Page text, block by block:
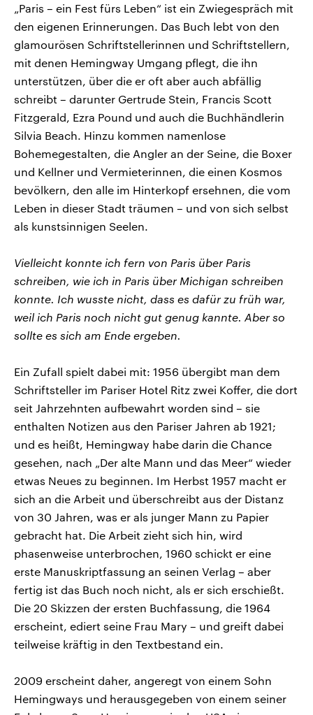
„Paris – ein Fest fürs Leben“ ist ein Zwiegespräch mit
den eigenen Erinnerungen. Das Buch lebt von den
glamourösen Schriftstellerinnen und Schriftstellern,
mit denen Hemingway Umgang pflegt, die ihn
unterstützen, über die er oft aber auch abfällig
schreibt – darunter Gertrude Stein, Francis Scott
Fitzgerald, Ezra Pound und auch die Buchhändlerin
Silvia Beach. Hinzu kommen namenlose
Bohemegestalten, die Angler an der Seine, die Boxer
und Kellner und Vermieterinnen, die einen Kosmos
bevölkern, den alle im Hinterkopf ersehnen, die vom
Leben in dieser Stadt träumen – und von sich selbst
als kunstsinnigen Seelen.
Vielleicht konnte ich fern von Paris über Paris
schreiben, wie ich in Paris über Michigan schreiben
konnte. Ich wusste nicht, dass es dafür zu früh war,
weil ich Paris noch nicht gut genug kannte. Aber so
sollte es sich am Ende ergeben.
Ein Zufall spielt dabei mit: 1956 übergibt man dem
Schriftsteller im Pariser Hotel Ritz zwei Koffer, die dort
seit Jahrzehnten aufbewahrt worden sind – sie
enthalten Notizen aus den Pariser Jahren ab 1921;
und es heißt, Hemingway habe darin die Chance
gesehen, nach „Der alte Mann und das Meer“ wieder
etwas Neues zu beginnen. Im Herbst 1957 macht er
sich an die Arbeit und überschreibt aus der Distanz
von 30 Jahren, was er als junger Mann zu Papier
gebracht hat. Die Arbeit zieht sich hin, wird
phasenweise unterbrochen, 1960 schickt er eine
erste Manuskriptfassung an seinen Verlag – aber
fertig ist das Buch noch nicht, als er sich erschießt.
Die 20 Skizzen der ersten Buchfassung, die 1964
erscheint, ediert seine Frau Mary – und greift dabei
teilweise kräftig in den Textbestand ein.
2009 erscheint daher, angeregt von einem Sohn
Hemingways und herausgegeben von einem seiner